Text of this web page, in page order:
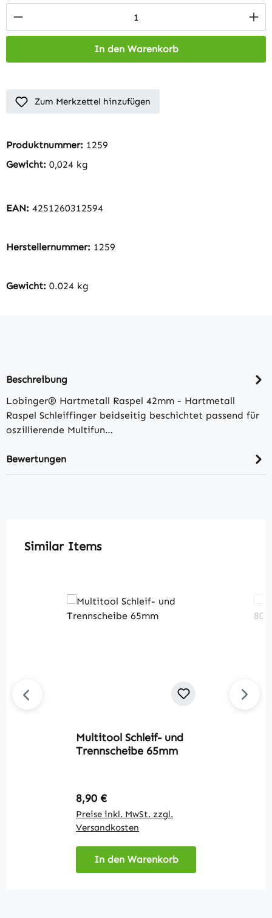
Produkt Anzahl: Gib den gewünschten
In den Warenkorb
Zum Merkzettel hinzufügen
Produktnummer: 1259
Gewicht: 0,024 kg
EAN: 4251260312594
Herstellernummer: 1259
Gewicht: 0.024 kg
Beschreibung
Lobinger® Hartmetall Raspel 42mm - Hartmetall
Raspel Schleiffinger beidseitig beschichtet passend für
oszillierende Multifun…
Bewertungen
Produktgalerie überspringen
Similar Items
Multitool Schleif- und
Trennscheibe 65mm
Regulärer Preis:
8,90 €
Preise inkl. MwSt. zzgl.
Versandkosten
In den Warenkorb